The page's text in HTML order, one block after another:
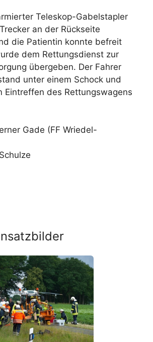
Teleskop-Gabelstapler
an der Rückseite
die Patientin konnte befreit
dem Rettungsdienst zur
übergeben. Der Fahrer
unter einem Schock und
Eintreffen des Rettungswagens
Gade (FF Wriedel-